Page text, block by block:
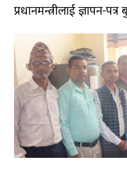
प्रधानमन्त्रीलाई ज्ञापन-